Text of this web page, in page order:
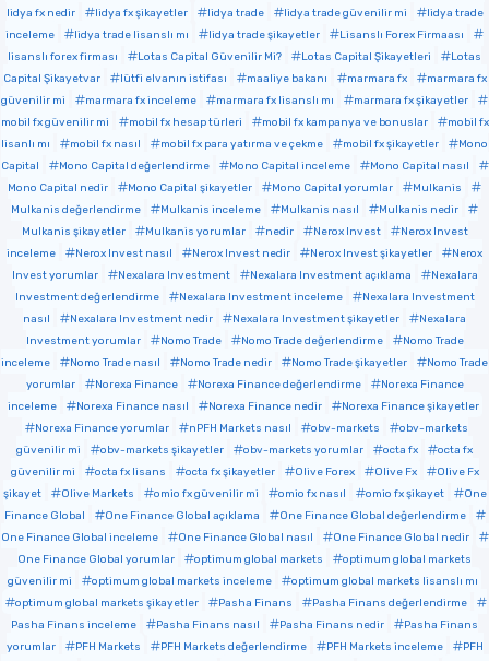
lidya fx nedir
lidya fx şikayetler lidya trade lidya trade güvenilir mi
lidya trade
inceleme
lidya trade lisanslı mı lidya trade şikayetler
Lisanslı Forex Firmaası
lisanslı forex firması
Lotas Capital Güvenilir Mi? Lotas Capital Şikayetleri
Lotas
Capital Şikayetvar
lütfi elvanın istifası maaliye bakanı marmara fx
marmara fx
güvenilir mi
marmara fx inceleme marmara fx lisanslı mı
marmara fx şikayetler
mobil fx güvenilir mi
mobil fx hesap türleri mobil fx kampanya ve bonuslar
mobil fx
lisanlı mı
mobil fx nasıl mobil fx para yatırma ve çekme mobil fx şikayetler
Mono
Capital
Mono Capital değerlendirme Mono Capital inceleme
Mono Capital nasıl
Mono Capital nedir
Mono Capital şikayetler Mono Capital yorumlar
Mulkanis
Mulkanis değerlendirme
Mulkanis inceleme Mulkanis nasıl
Mulkanis nedir
Mulkanis şikayetler
Mulkanis yorumlar nedir Nerox Invest
Nerox Invest
inceleme
Nerox Invest nasıl Nerox Invest nedir Nerox Invest şikayetler
Nerox
Invest yorumlar
Nexalara Investment Nexalara Investment açıklama
Nexalara
Investment değerlendirme
Nexalara Investment inceleme
Nexalara Investment
nasıl
Nexalara Investment nedir Nexalara Investment şikayetler
Nexalara
Investment yorumlar
Nomo Trade Nomo Trade değerlendirme
Nomo Trade
inceleme
Nomo Trade nasıl Nomo Trade nedir Nomo Trade şikayetler
Nomo Trade
yorumlar
Norexa Finance Norexa Finance değerlendirme
Norexa Finance
inceleme
Norexa Finance nasıl Norexa Finance nedir
Norexa Finance şikayetler
Norexa Finance yorumlar
nPFH Markets nasıl obv-markets
obv-markets
güvenilir mi
obv-markets şikayetler obv-markets yorumlar octa fx
octa fx
güvenilir mi
octa fx lisans octa fx şikayetler Olive Forex Olive Fx
Olive Fx
şikayet
Olive Markets omio fx güvenilir mi omio fx nasıl omio fx şikayet
One
Finance Global
One Finance Global açıklama
One Finance Global değerlendirme
One Finance Global inceleme
One Finance Global nasıl
One Finance Global nedir
One Finance Global yorumlar
optimum global markets
optimum global markets
güvenilir mi
optimum global markets inceleme
optimum global markets lisanslı mı
optimum global markets şikayetler
Pasha Finans
Pasha Finans değerlendirme
Pasha Finans inceleme
Pasha Finans nasıl Pasha Finans nedir
Pasha Finans
yorumlar
PFH Markets PFH Markets değerlendirme PFH Markets inceleme
PFH